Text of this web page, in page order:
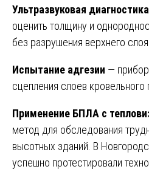
Ультразвуковая диагностика
оценить толщину и
без разрушения верхнего слоя.
Испытание адгезии —
сцепления слоев кровельного
Применение БПЛА с
метод для обследования
высотных зданий. В
успешно протестировали